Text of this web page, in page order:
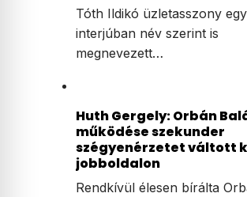
Tóth Ildikó üzletasszony
interjúban név szerint is
megnevezett…
Huth Gergely: Orbán
működése szekunder
szégyenérzetet váltott
jobboldalon
Rendkívül élesen bírálta